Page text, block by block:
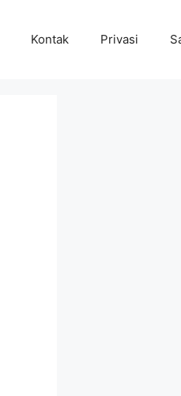
Kontak Privasi